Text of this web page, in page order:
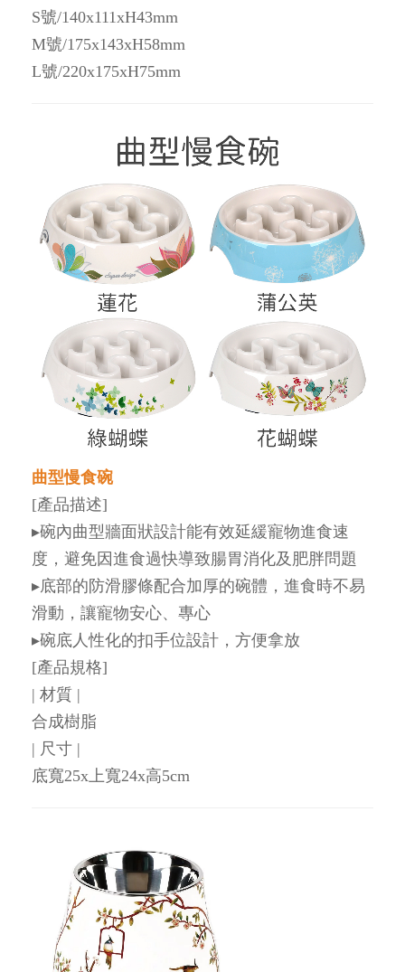
S號/140x111xH43mm
M號/175x143xH58mm
L號/220x175xH75mm
曲型慢食碗
[產品描述]
▸碗內曲型牆面狀設計能有效延緩寵物進食速
度，避免因進食過快導致腸胃消化及肥胖問題
▸底部的防滑膠條配合加厚的碗體，進食時不易
滑動，讓寵物安心、專心
▸碗底人性化的扣手位設計，方便拿放
[產品規格]
| 材質 |
合成樹脂
| 尺寸 |
底寬25x上寬24x高5cm